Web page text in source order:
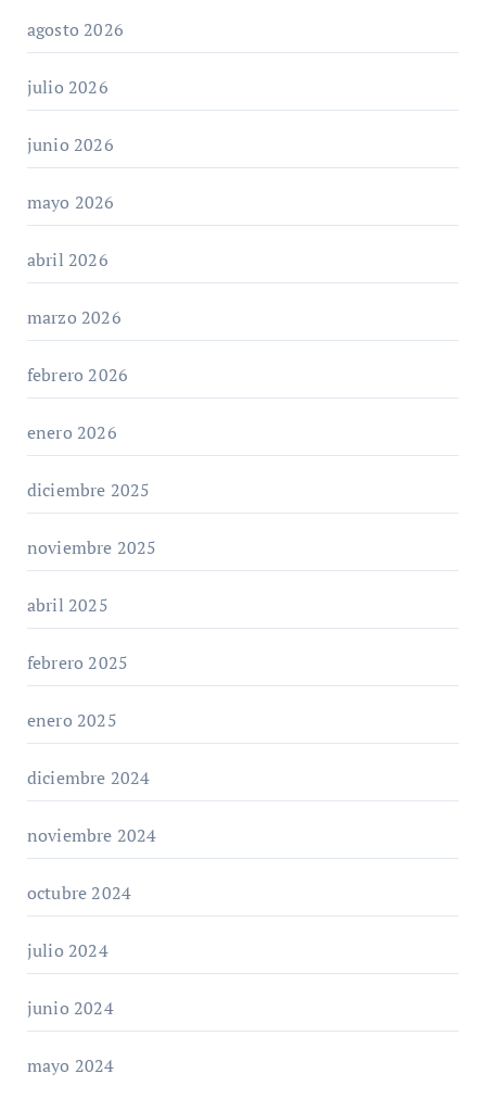
agosto 2026
julio 2026
junio 2026
mayo 2026
abril 2026
marzo 2026
febrero 2026
enero 2026
diciembre 2025
noviembre 2025
abril 2025
febrero 2025
enero 2025
diciembre 2024
noviembre 2024
octubre 2024
julio 2024
junio 2024
mayo 2024